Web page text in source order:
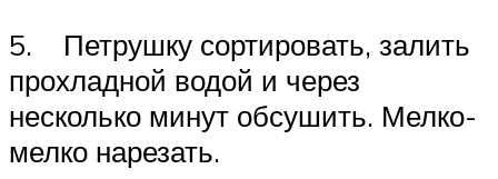
5. Петрушку сортировать, залить
прохладной водой и через
несколько минут обсушить. Мелко-
мелко нарезать.